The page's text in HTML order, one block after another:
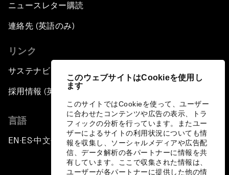
このウェブサイトはCookieを使用し
ます
このサイトではCookieを使って、ユーザー
に合わせたコンテンツや広告の表示、トラ
フィックの分析を行っています。またユー
ザーによるサイトの利用状況についても情
報を収集し、ソーシャルメディアや広告配
信、データ解析の各パートナーに情報を共
有しています。ここで収集された情報は、
ユーザーが各パートナーに提供した他の情
ニュースレター購読
連絡先 (英語のみ)
リンク
サステナビリティへの取り組み
採用情報 (英語のみ)
言語
EN ▪ES▪中文▪ 日本語